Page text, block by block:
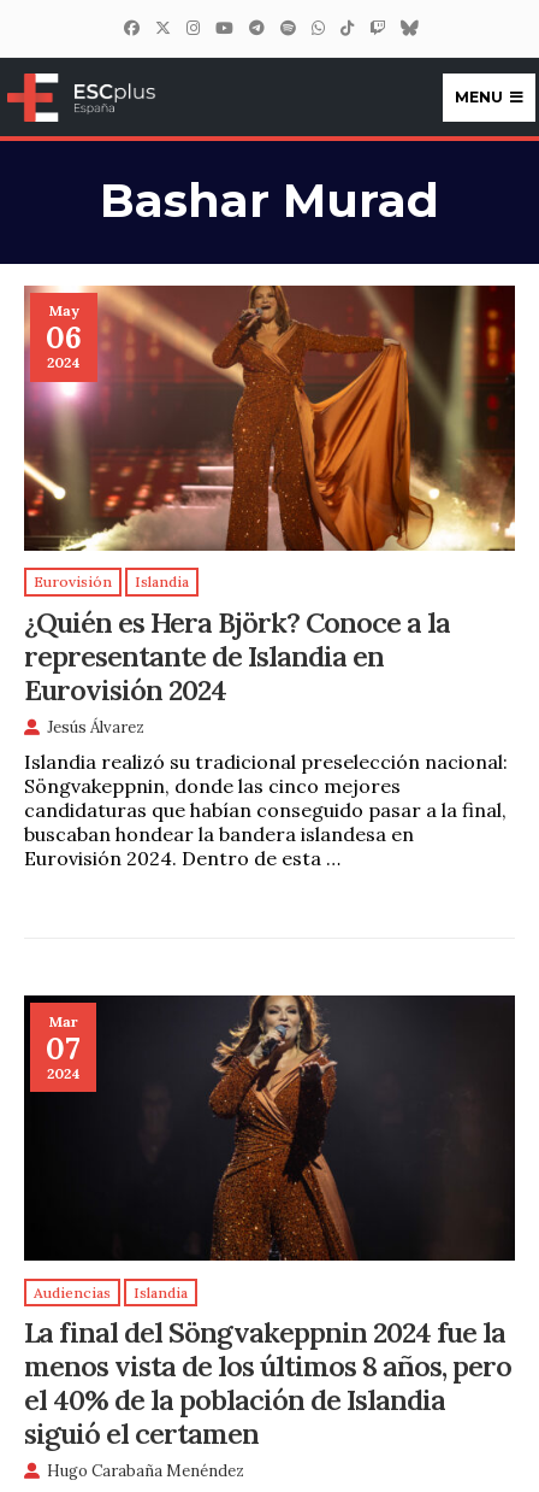
ESCplus España
MENU
Bashar Murad
May
06
2024
Eurovisión Islandia
¿Quién es Hera Björk? Conoce a la
representante de Islandia en
Eurovisión 2024
Jesús Álvarez
Islandia realizó su tradicional preselección nacional:
Söngvakeppnin, donde las cinco mejores
candidaturas que habían conseguido pasar a la final,
buscaban hondear la bandera islandesa en
Eurovisión 2024. Dentro de esta …
Mar
07
2024
Audiencias Islandia
La final del Söngvakeppnin 2024 fue la
menos vista de los últimos 8 años, pero
el 40% de la población de Islandia
siguió el certamen
Hugo Carabaña Menéndez